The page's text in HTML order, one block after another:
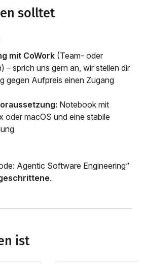
solltet
mit CoWork (Team- oder
– sprich uns gern an, wir stellen dir
gegen Aufpreis einen Zugang
Notebook mit
oder macOS und eine stabile
Agentic Software Engineering“
.
ist